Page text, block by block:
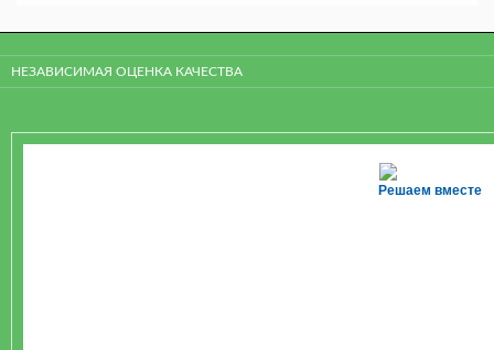
НЕЗАВИСИМАЯ ОЦЕНКА КАЧЕСТВА
Решаем вместе